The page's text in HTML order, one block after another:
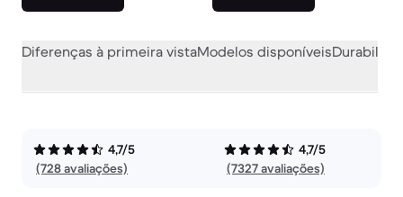
Diferenças à primeira vistaModelos disponíveis
4,7/5
(728 avaliações)
4,7/5
(7327 avaliações)